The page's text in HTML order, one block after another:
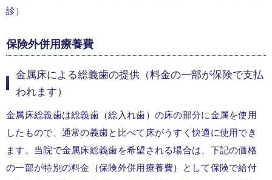
診）
保険外併用療養費
金属床による総義歯の提供（料金の一部が保険で支払
われます）
金属床総義歯は総義歯（総入れ歯）の床の部分に金属を使用
したもので、通常の義歯と比べて床がうすく快適に使用でき
ます。当院で金属床総義歯を希望される場合は、下記の価格
の一部が特別の料金（保険外併用療養費）として保険で給付